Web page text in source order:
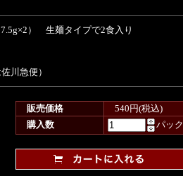
） 生麺タイプで2食入り
川急便）
販売価格
540円(税込)
購入数
パック